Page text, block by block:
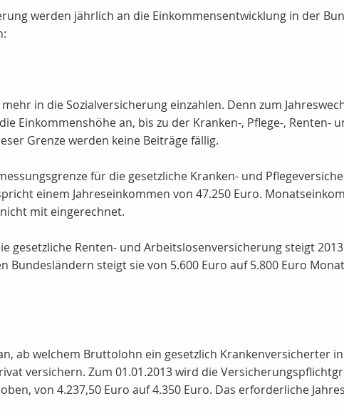
werden jährlich an die Einkommensentwicklung in der
in die Sozialversicherung einzahlen. Denn zum
Einkommenshöhe an, bis zu der Kranken-, Pflege-,
Grenze werden keine Beiträge fällig.
für die gesetzliche Kranken- und
einem Jahreseinkommen von 47.250 Euro.
mit eingerechnet.
gesetzliche Renten- und Arbeitslosenversicherung steigt
Bundesländern steigt sie von 5.600 Euro auf 5.800 Euro
ab welchem Bruttolohn ein gesetzlich Krankenversicherter
versichern. Zum 01.01.2013 wird die
von 4.237,50 Euro auf 4.350 Euro. Das erforderliche